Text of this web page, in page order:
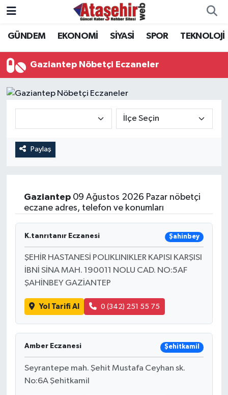
GÜNDEM EKONOMİ SİYASİ SPOR TEKNOLOJİ
Gaziantep Nöbetçi Eczaneler
Paylaş
Gaziantep09 Ağustos 2026 Pazar nöbetçi
eczane adres, telefon ve konumları
K.tanrıtanır Eczanesi Şahinbey
ŞEHİR HASTANESİ POLIKLINIKLER KAPISI KARŞISI
İBNİ SİNA MAH. 190011 NOLU CAD. NO:5AF
ŞAHİNBEY GAZİANTEP
Yol Tarifi Al 0 (342) 251 55 75
Amber Eczanesi Şehitkamil
Seyrantepe mah. Şehit Mustafa Ceyhan sk.
No:6A Şehitkamil
Hava Durumu
Trafik Durumu
Süper Lig Puan Durumu ve Fikstür
Son Dakika Haberleri